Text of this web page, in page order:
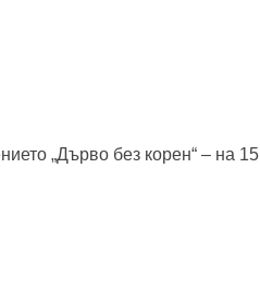
„Дърво без корен“ – на 15